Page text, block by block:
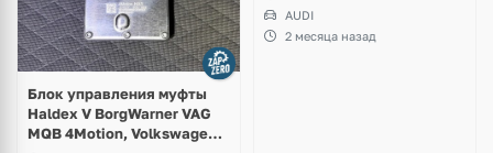
Блок управления муфты
Haldex V BorgWarner VAG
MQB 4Motion, Volkswagen
AUDI
2 месяца назад